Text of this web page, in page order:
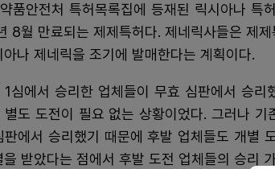
품안전처 특허목록집에 등재된 릭시아나
8월 만료되는 제제특허다. 제네릭사들은 제
아나 제네릭을 조기에 발매한다는 계획이다.
1심에서 승리한 업체들이 무효 심판에서 승
별도 도전이 필요 없는 상황이었다. 그러나 기
판에서 승리했기 때문에 후발 업체들도 개별
을 받았다는 점에서 후발 도전 업체들의 승리